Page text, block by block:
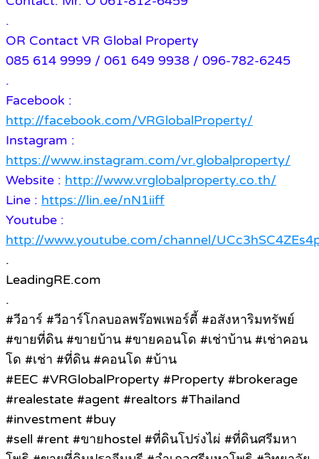
.
OR Contact VR Global Property
085 614 9999 / 061 649 9938 / 096-782-6245
.
Facebook :
http://facebook.com/VRGlobalProperty/
Instagram :
https://www.instagram.com/vr.globalproperty/
Website : http://www.vrglobalproperty.co.th/
Line : https://lin.ee/nN1iiff
Youtube :
http://www.youtube.com/channel/
.
LeadingRE.com
.
#วีอาร์ #วีอาร์โกลบอลพร๊อพเพอร์ตี้ #อสังหาริมทรัพย์
#ขายที่ดิน #ขายบ้าน #ขายคอนโด #เช่าบ้าน #เช่าคอน
โด #เช่า #ที่ดิน #คอนโด #บ้าน
#EEC #VRGlobalProperty #Property #brokerage
#realestate #agent #realtors #Thailand
#investment #buy
#sell #rent #ขายhostel #ที่ดินโปร่งไผ่ #ที่ดินศรีมหา